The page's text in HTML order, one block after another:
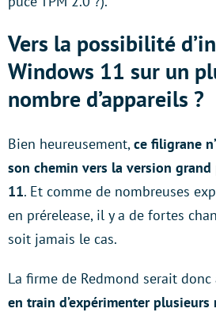
Vers la possibilité
Windows 11 sur un
nombre d’appareils ?
Bien heureusement,ce filigrane
son chemin vers la version
11. Et comme de nombreuses
en prérelease, il y a de fortes
soit jamais le cas.
La firme de Redmond serait
en train d’expérimenter plusieurs